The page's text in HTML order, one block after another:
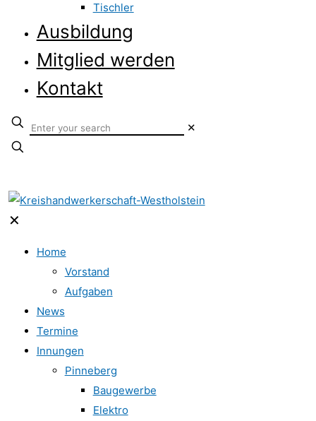
Tischler
Ausbildung
Mitglied werden
Kontakt
✕
✕
Home
Vorstand
Aufgaben
News
Termine
Innungen
Pinneberg
Baugewerbe
Elektro